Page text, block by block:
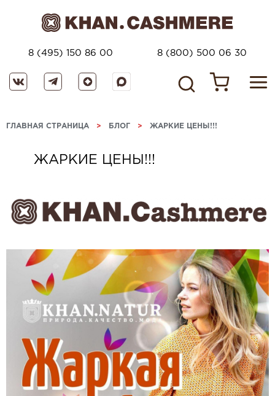
8 (495) 150 86 00 8 (800) 500 06 30
ГЛАВНАЯ СТРАНИЦА > БЛОГ > ЖАРКИЕ ЦЕНЫ!!!
ЖАРКИЕ ЦЕНЫ!!!